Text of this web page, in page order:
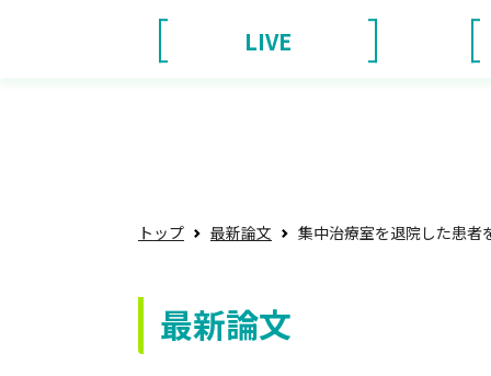
LIVE
トップ 最新論文 集中治療室を退院した患者
最新論文